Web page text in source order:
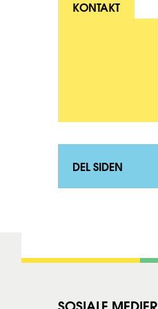
KONTAKT
DEL SIDEN